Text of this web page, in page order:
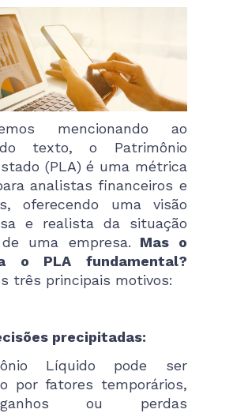
mencionando ao
texto, o Patrimônio
(PLA) é uma métrica
analistas financeiros e
oferecendo uma visão
e realista da situação
uma empresa. Mas o
o PLA fundamental?
três principais motivos:
precipitadas:
Líquido pode ser
por fatores temporários,
ou perdas